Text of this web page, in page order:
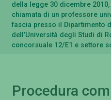
della legge 30 dicembre
chiamata di un professore
fascia presso il Dipartimento
dell’Università degli Studi di
concorsuale 12/E1 e settore
Procedura